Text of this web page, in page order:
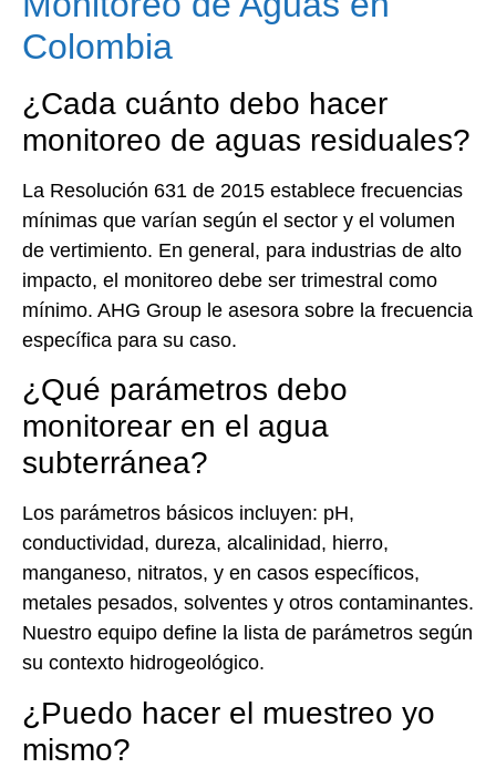
Colombia
¿Cada cuánto debo hacer
monitoreo de aguas residuales?
La Resolución 631 de 2015 establece frecuencias
mínimas que varían según el sector y el volumen
de vertimiento. En general, para industrias de alto
impacto, el monitoreo debe ser trimestral como
mínimo. AHG Group le asesora sobre la frecuencia
específica para su caso.
¿Qué parámetros debo
monitorear en el agua
subterránea?
Los parámetros básicos incluyen: pH,
conductividad, dureza, alcalinidad, hierro,
manganeso, nitratos, y en casos específicos,
metales pesados, solventes y otros contaminantes.
Nuestro equipo define la lista de parámetros según
su contexto hidrogeológico.
¿Puedo hacer el muestreo yo
mismo?